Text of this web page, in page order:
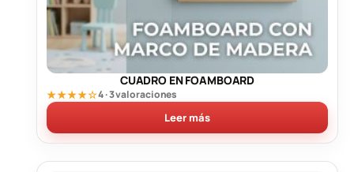
CUADRO EN FOAMBOARD
★★★★☆4 · 3 valoraciones
Leer más